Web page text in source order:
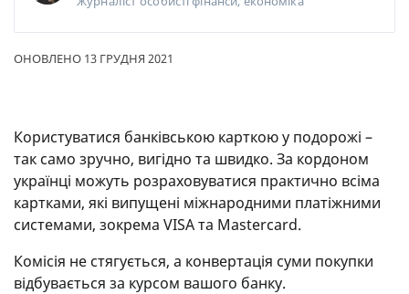
ОНОВЛЕНО 13 ГРУДНЯ 2021
Користуватися банківською карткою у подорожі –
так само зручно, вигідно та швидко. За кордоном
українці можуть розраховуватися практично всіма
картками, які випущені міжнародними платіжними
системами, зокрема VISA та Mastercard.
Комісія не стягується, а конвертація суми покупки
відбувається за курсом вашого банку.